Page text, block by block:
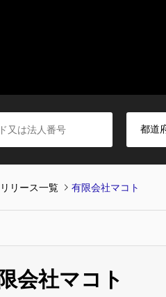
リース一覧 有限会社マコト
会社マコト